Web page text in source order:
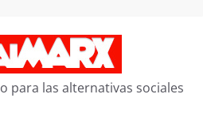
para las alternativas sociales